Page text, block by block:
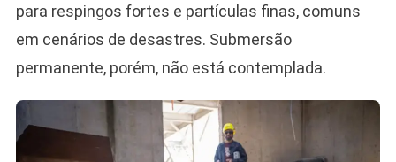
para respingos fortes e partículas finas, comuns
em cenários de desastres. Submersão
permanente, porém, não está contemplada.